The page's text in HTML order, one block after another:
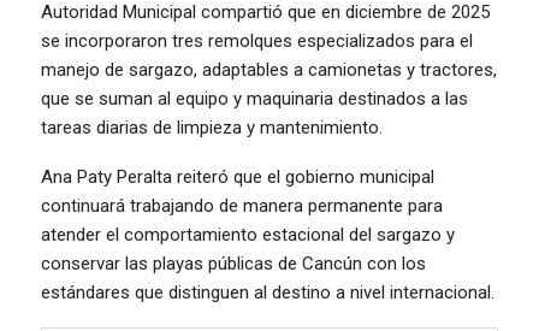
Autoridad Municipal compartió que en diciembre de 2025
se incorporaron tres remolques especializados para el
manejo de sargazo, adaptables a camionetas y tractores,
que se suman al equipo y maquinaria destinados a las
tareas diarias de limpieza y mantenimiento.
Ana Paty Peralta reiteró que el gobierno municipal
continuará trabajando de manera permanente para
atender el comportamiento estacional del sargazo y
conservar las playas públicas de Cancún con los
estándares que distinguen al destino a nivel internacional.